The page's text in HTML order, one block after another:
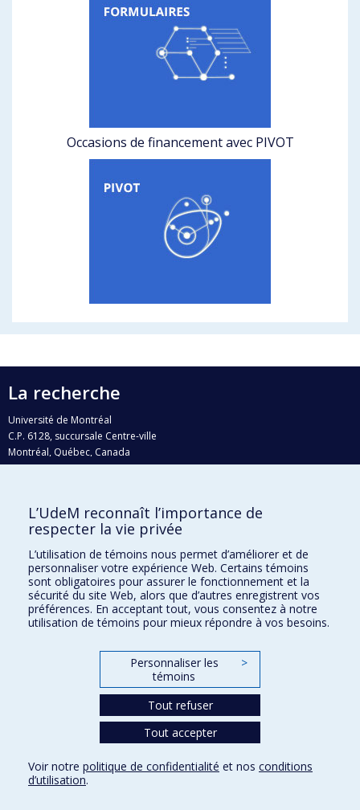
Occasions de financement avec PIVOT
La recherche
Université de Montréal
C.P. 6128, succursale Centre-ville
Montréal, Québec, Canada
H3C 3J7
Qui fait quoi?
Nous trouver
Plan du site
Accessibilité
Conditions d’utilisation
L’UdeM reconnaît l’importance de
respecter la vie privée
L’utilisation de témoins nous permet d’améliorer et de
personnaliser votre expérience Web. Certains témoins
sont obligatoires pour assurer le fonctionnement et la
sécurité du site Web, alors que d’autres enregistrent vos
préférences. En acceptant tout, vous consentez à notre
utilisation de témoins pour mieux répondre à vos besoins.
Personnaliser les
témoins
>
Tout refuser
Tout accepter
Voir notre politique de confidentialité et nos conditions
d’utilisation.